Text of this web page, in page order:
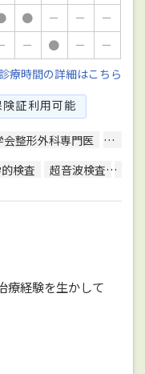
● － －
－
－ ● －
－
診療時間の詳細はこちら
証利用可能
会整形外科専門医
英語
検査 超音波検査
療経験を生かして